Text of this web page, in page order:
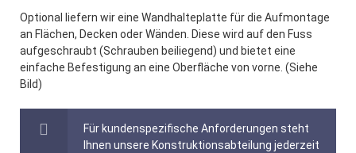
Optional liefern wir eine Wandhalteplatte für die Aufmontage
an Flächen, Decken oder Wänden. Diese wird auf den Fuss
aufgeschraubt (Schrauben beiliegend) und bietet eine
einfache Befestigung an eine Oberfläche von vorne. (Siehe
Bild)
Für kundenspezifische Anforderungen steht
Ihnen unsere Konstruktionsabteilung jederzeit